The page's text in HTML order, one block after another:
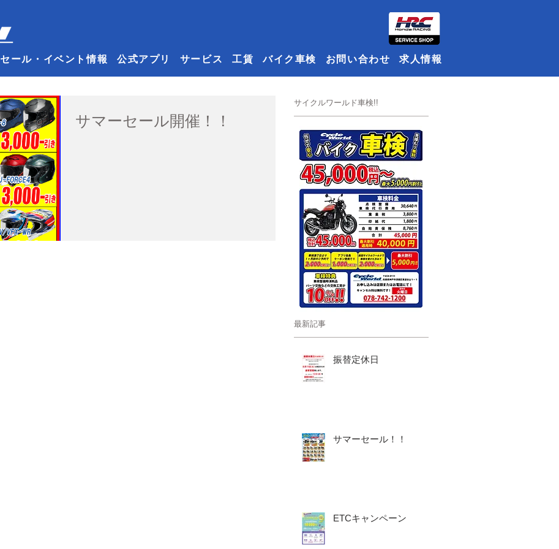
セール・イベント情報 公式アプリ サービス 工賃 バイク車検 お問い合わせ 求人情報
サマーセール開催！！
​サイクルワールド車検!!
最新記事
振替定休日
サマーセール！！
ETCキャンペーン